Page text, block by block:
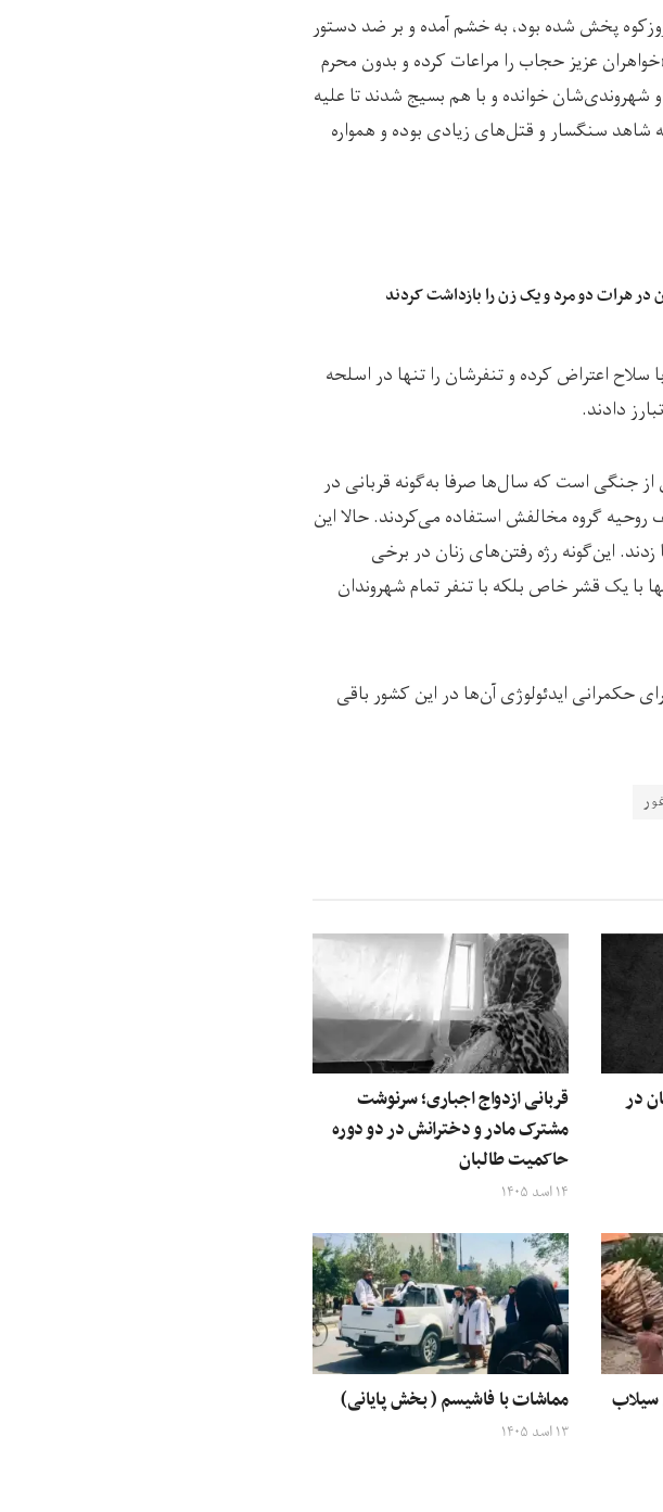
پخش شده بود، به خشم آمده و بر ضد دستور
عزیز حجاب را مراعات کرده و بدون محرم
خوانده و با هم بسیج شدند تا علیه
شاهد سنگسار و قتل‌های زیادی بوده و همواره
در هرات دو مرد و یک زن را بازداشت کردند
سلاح اعتراض کرده و تنفرشان را تنها در اسلحه
دادند.
جنگی است که سال‌‌ها صرفا به‌گونه قربانی در
گروه مخالفش استفاده می‌کردند. حالا این
این‌گونه رژه رفتن‌های زنان در برخی
با یک قشر خاص بلکه با تنفر تمام شهروندان
ایدئولوژی آن‌ها در این کشور باقی
در
قربانی ازدواج اجباری؛ سرنوشت
مشترک مادر و دخترانش در دو دوره
حاکمیت طالبان
۱۴ اسد ۱۴۰۵
مماشات با فاشیسم ( بخش پایانی)
۱۳ اسد ۱۴۰۵